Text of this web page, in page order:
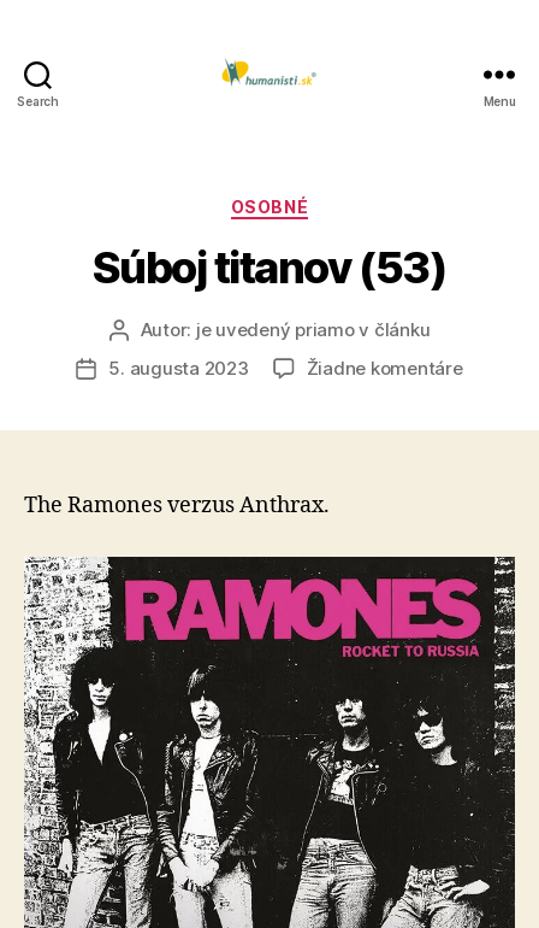
Search Menu
Kategórie
OSOBNÉ
Súboj titanov (53)
Autor
článku
Autor: je uvedený priamo v článku
Dátum
5. augusta 2023 Žiadne komentárena
The Ramones verzus Anthrax.